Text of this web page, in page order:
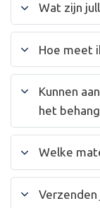
Wat zijn
Hoe meet
Kunnen
het
Welke